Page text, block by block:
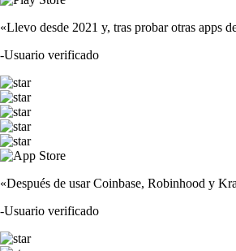
«Llevo desde 2021 y, tras probar otras apps
-Usuario verificado
«Después de usar Coinbase, Robinhood y
-Usuario verificado